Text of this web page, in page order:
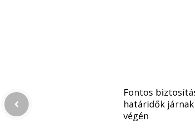
Fontos
határidők járnak
végén